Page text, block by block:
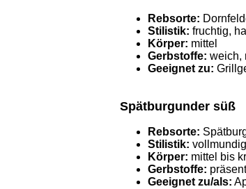
Rebsorte:
Stilistik: fruchtig,
Körper: mittel
Gerbstoffe: weich,
Geeignet zu:
Spätburgunder süß
Rebsorte:
Stilistik:
Körper: mittel bis
Gerbstoffe:
Geeignet zu/als: